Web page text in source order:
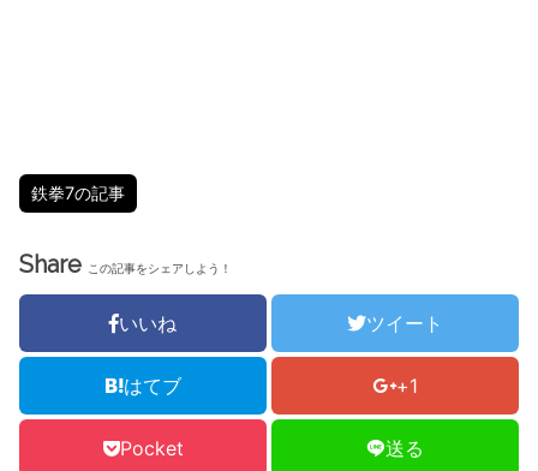
鉄拳7の記事
Share この記事をシェアしよう！
いいね ツイート
はてブ +1
Pocket 送る